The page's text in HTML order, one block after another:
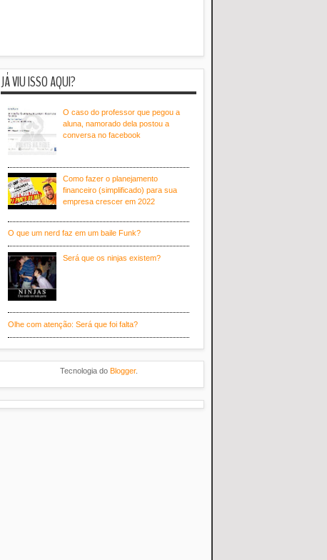
JÁ VIU ISSO AQUI?
O caso do professor que pegou a
aluna, namorado dela postou a
conversa no facebook
Como fazer o planejamento
financeiro (simplificado) para sua
empresa crescer em 2022
O que um nerd faz em um baile Funk?
Será que os ninjas existem?
Olhe com atenção: Será que foi falta?
Tecnologia do Blogger.